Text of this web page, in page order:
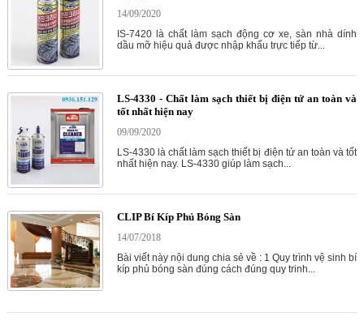
14/09/2020
IS-7420 là chất làm sạch động cơ xe, sàn nhà dính
dầu mỡ hiệu quả được nhập khẩu trực tiếp từ...
LS-4330 - Chất làm sạch thiết bị điện tử an toàn và
tốt nhất hiện nay
09/09/2020
LS-4330 là chất làm sạch thiết bị điện tử an toàn và tốt
nhất hiện nay. LS-4330 giúp làm sạch...
CLIP Bí Kíp Phủ Bóng Sàn
14/07/2018
Bài viết này nội dung chia sẻ về : 1 Quy trình vệ sinh bí
kíp phủ bóng sàn đúng cách đúng quy trinh...